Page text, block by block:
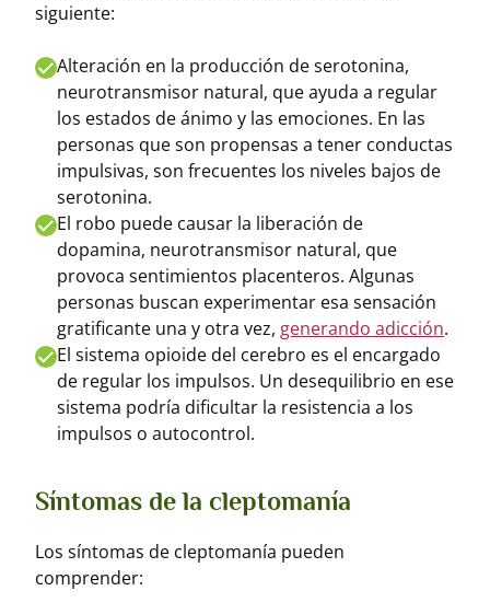
siguiente:
Alteración en la producción de serotonina,
neurotransmisor natural, que ayuda a regular
los estados de ánimo y las emociones. En las
personas que son propensas a tener conductas
impulsivas, son frecuentes los niveles bajos de
serotonina.
El robo puede causar la liberación de
dopamina, neurotransmisor natural, que
provoca sentimientos placenteros. Algunas
personas buscan experimentar esa sensación
gratificante una y otra vez, generando adicción.
El sistema opioide del cerebro es el encargado
de regular los impulsos. Un desequilibrio en ese
sistema podría dificultar la resistencia a los
impulsos o autocontrol.
Síntomas de la cleptomanía
Los síntomas de cleptomanía pueden
comprender: